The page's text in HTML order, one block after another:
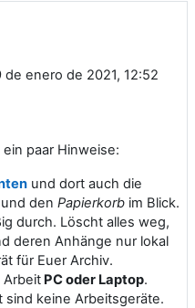
de enero de 2021, 12:52
paar Hinweise:
und dort auch die
den Papierkorb im Blick.
durch. Löscht alles weg,
deren Anhänge nur lokal
für Euer Archiv.
Arbeit PC oder Laptop.
sind keine Arbeitsgeräte.